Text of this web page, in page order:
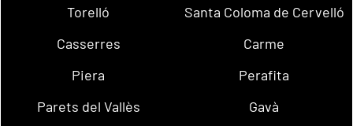
Torelló
Santa Coloma de Cervelló
Casserres
Carme
Piera
Perafita
Parets del Vallès
Gavà